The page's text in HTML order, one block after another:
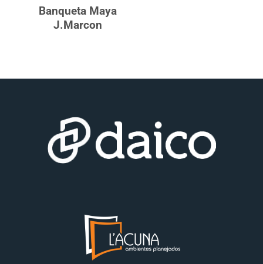
Banqueta Maya
J.Marcon